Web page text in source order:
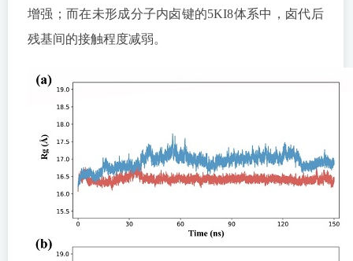
增强；而在未形成分子内卤键的5KI8体系中，卤代后
残基间的接触程度减弱。